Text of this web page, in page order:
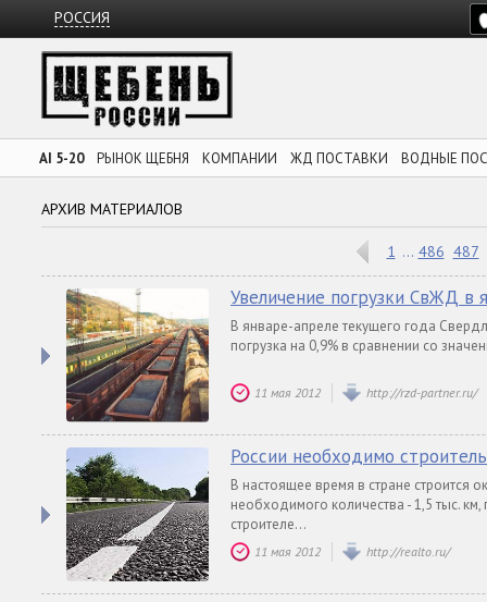
РОССИЯ
AI 5-20 РЫНОК ЩЕБНЯ КОМПАНИИ ЖД ПОСТАВКИ ВОДНЫЕ
АРХИВ МАТЕРИАЛОВ
1 ... 486 487
Увеличение погрузки СвЖД в
В январе-апреле текущего года
погрузка на 0,9% в сравнении со
11 мая 2012 http://rzd-partner.ru/
России необходимо
В настоящее время в стране строится
необходимого количества - 1,5 тыс.
строителе...
11 мая 2012 http://realto.ru/